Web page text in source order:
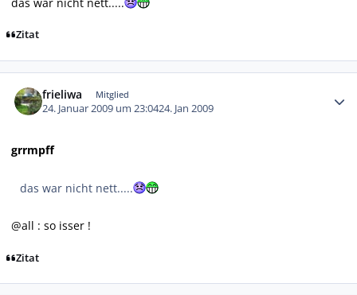
Zitat
frieliwa Mitglied
24. Januar 2009 um 23:0424. Jan 2009
grrmpff
das war nicht nett.....
@all : so isser !
Zitat